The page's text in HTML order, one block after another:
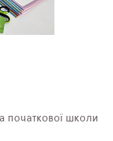
початкової школи